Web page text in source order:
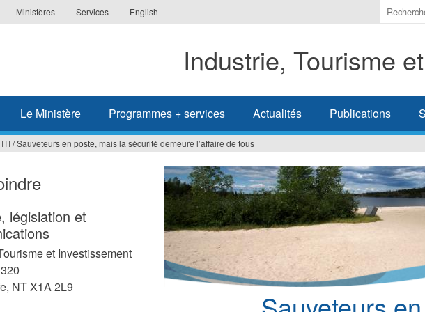
Ministères Services English
Indiquer
les
à
Industrie, Tourisme
Le Ministère Programmes + services Actualités Publications
ITI/Sauveteurs en poste, mais la sécurité demeure l’affaire de tous
législation et
et Investissement
, NTX1A 2L9